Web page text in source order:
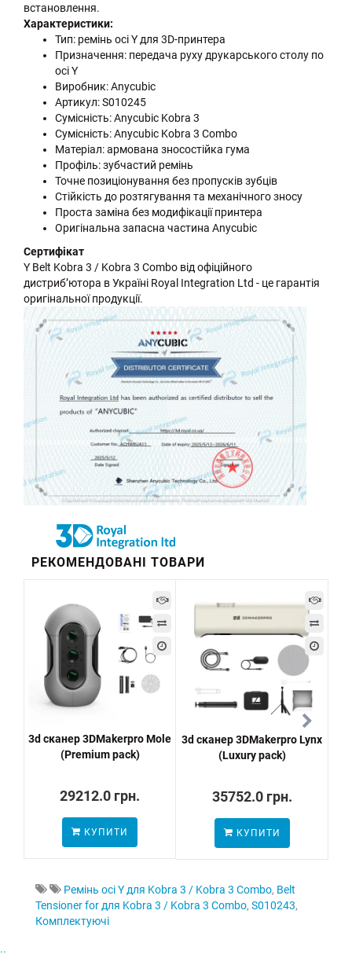
встановлення.
Характеристики:
Тип: ремінь осі Y для 3D-принтера
Призначення: передача руху друкарського столу по
осі Y
Виробник: Anycubic
Артикул: S010245
Сумісність: Anycubic Kobra 3
Сумісність: Anycubic Kobra 3 Combo
Матеріал: армована зносостійка гума
Профіль: зубчастий ремінь
Точне позиціонування без пропусків зубців
Стійкість до розтягування та механічного зносу
Проста заміна без модифікації принтера
Оригінальна запасна частина Anycubic
Сертифікат
Y Belt Kobra 3 / Kobra 3 Combo від офіційного
дистриб’ютора в Україні Royal Integration Ltd - це гарантія
оригінальної продукції.
РЕКОМЕНДОВАНІ ТОВАРИ
3d сканер 3DMakerpro Mole
(Premium pack)
29212.0 грн.
КУПИТИ
3d сканер 3DMakerpro Lynx
(Luxury pack)
35752.0 грн.
КУПИТИ
Ремінь осі Y для Kobra 3 / Kobra 3 Combo, Belt
Tensioner for для Kobra 3 / Kobra 3 Combo, S010243,
Комплектуючі
..